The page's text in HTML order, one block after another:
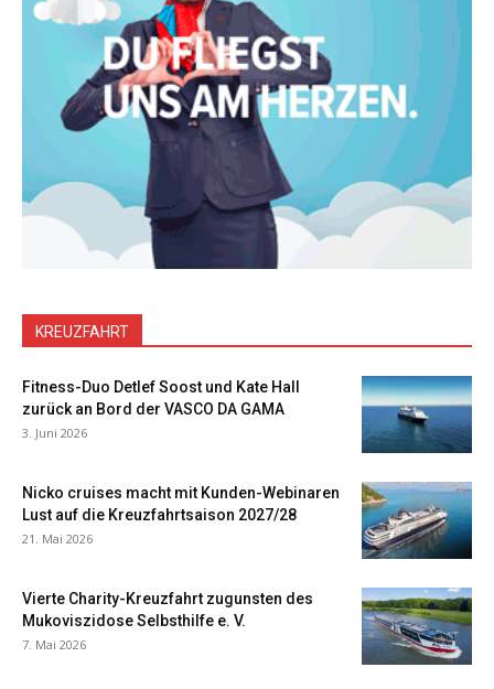
KREUZFAHRT
Fitness-Duo Detlef Soost und Kate Hall
zurück an Bord der VASCO DA GAMA
3. Juni 2026
Nicko cruises macht mit Kunden-Webinaren
Lust auf die Kreuzfahrtsaison 2027/28
21. Mai 2026
Vierte Charity-Kreuzfahrt zugunsten des
Mukoviszidose Selbsthilfe e. V.
7. Mai 2026